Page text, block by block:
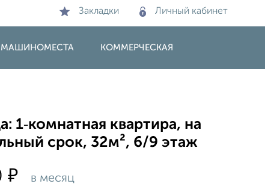
Закладки Личный кабинет
МАШИНОМЕСТА КОММЕРЧЕСКАЯ
1‑комнатная квартира, на
срок, 32м², 6/9 этаж
₽ в месяц